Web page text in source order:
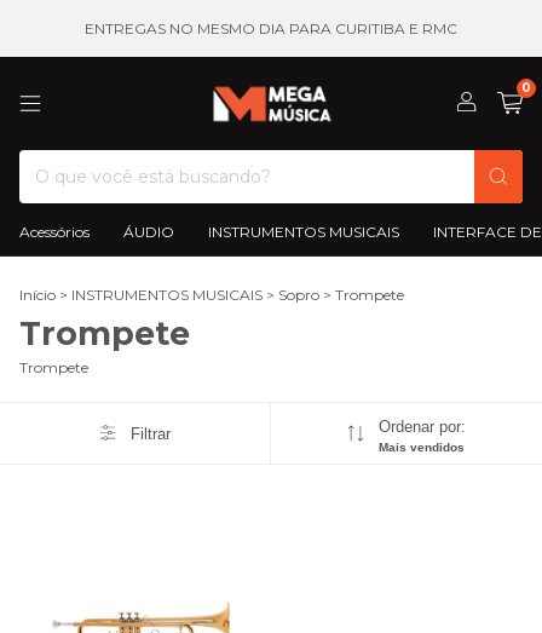
ENTREGAS NO MESMO DIA PARA CURITIBA E RMC
0
Acessórios ÁUDIO INSTRUMENTOS MUSICAIS INTERFACE
Início > INSTRUMENTOS MUSICAIS > Sopro > Trompete
Trompete
Trompete
Filtrar Ordenar por:
Mais vendidos